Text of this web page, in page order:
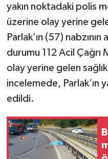
yakın noktadaki polis
üzerine olay yerine
Parlak’ın (57)
durumu 112 Acil
olay yerine gelen
incelemede, Parlak’ın
edildi.